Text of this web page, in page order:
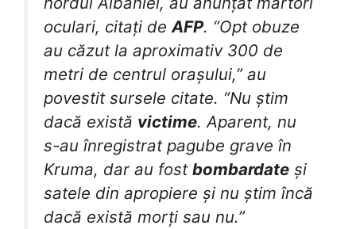
oculari, citați de AFP. “Opt obuze
au căzut la aproximativ 300 de
metri de centrul orașului,” au
povestit sursele citate. “Nu știm
dacă există victime. Aparent, nu
s-au înregistrat pagube grave în
Kruma, dar au fost bombardate și
satele din apropiere și nu știm încă
dacă există morți sau nu.”